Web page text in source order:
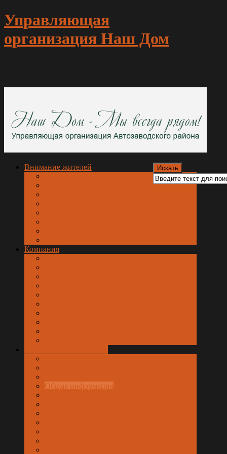
Управляющая
организация Наш Дом
Внимание жителей
Компания
Общая информация